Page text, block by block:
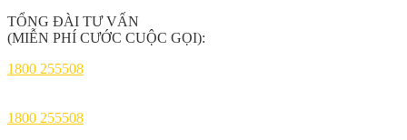
TỔNG ĐÀI TƯ VẤN
(MIỄN PHÍ CƯỚC CUỘC GỌI):
1800 255508
1800 255508